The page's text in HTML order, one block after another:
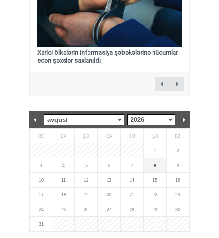
Xarici ölkələrin informasiya şəbəkələrinə hücumlar
edən şəxslər saxlanıldı
BE ÇA ÇƏ CA CÜ ŞƏ BZ
1 2
3 4 5 6 7 8 9
10 11 12 13 14 15 16
17 18 19 20 21 22 23
24 25 26 27 28 29 30
31